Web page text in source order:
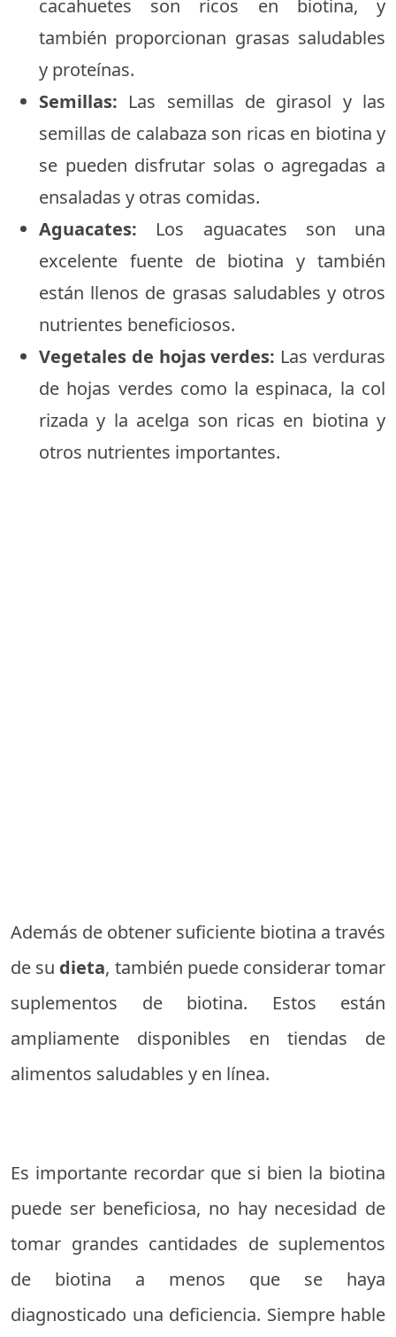
cacahuetes son ricos en biotina, y
también proporcionan grasas saludables
y proteínas.
Semillas: Las semillas de girasol y las
semillas de calabaza son ricas en biotina y
se pueden disfrutar solas o agregadas a
ensaladas y otras comidas.
Aguacates: Los aguacates son una
excelente fuente de biotina y también
están llenos de grasas saludables y otros
nutrientes beneficiosos.
Vegetales de hojas verdes: Las verduras
de hojas verdes como la espinaca, la col
rizada y la acelga son ricas en biotina y
otros nutrientes importantes.
Además de obtener suficiente biotina a través
de su dieta, también puede considerar tomar
suplementos de biotina. Estos están
ampliamente disponibles en tiendas de
alimentos saludables y en línea.
Es importante recordar que si bien la biotina
puede ser beneficiosa, no hay necesidad de
tomar grandes cantidades de suplementos
de biotina a menos que se haya
diagnosticado una deficiencia. Siempre hable